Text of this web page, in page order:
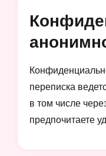
переписка
в том числе
предпочитаете